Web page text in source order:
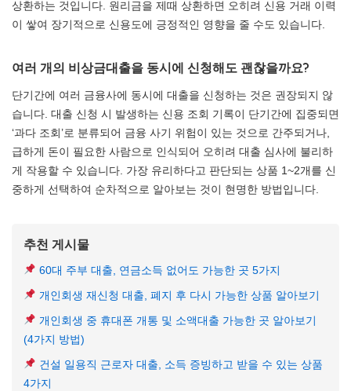
상환하는 것입니다. 원리금을 제때 상환하면 오히려 신용 거래 이력
이 쌓여 장기적으로 신용도에 긍정적인 영향을 줄 수도 있습니다.
여러 개의 비상금대출을 동시에 신청해도 괜찮을까요?
단기간에 여러 금융사에 동시에 대출을 신청하는 것은 권장되지 않
습니다. 대출 신청 시 발생하는 신용 조회 기록이 단기간에 집중되면
‘과다 조회’로 분류되어 금융 사기 위험이 있는 것으로 간주되거나,
급하게 돈이 필요한 사람으로 인식되어 오히려 대출 심사에 불리하
게 작용할 수 있습니다. 가장 유리하다고 판단되는 상품 1~2개를 신
중하게 선택하여 순차적으로 알아보는 것이 현명한 방법입니다.
추천 게시물
60대 주부 대출, 연금소득 없어도 가능한 곳 5가지
개인회생 재신청 대출, 폐지 후 다시 가능한 상품 알아보기
개인회생 중 휴대폰 개통 및 소액대출 가능한 곳 알아보기
(4가지 방법)
건설 일용직 근로자 대출, 소득 증빙하고 받을 수 있는 상품
4가지